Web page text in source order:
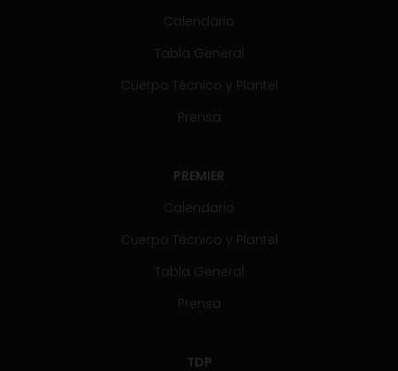
Calendario
Tabla General
Cuerpo Técnico y Plantel
Prensa
PREMIER
Calendario
Cuerpo Técnico y Plantel
Tabla General
Prensa
TDP